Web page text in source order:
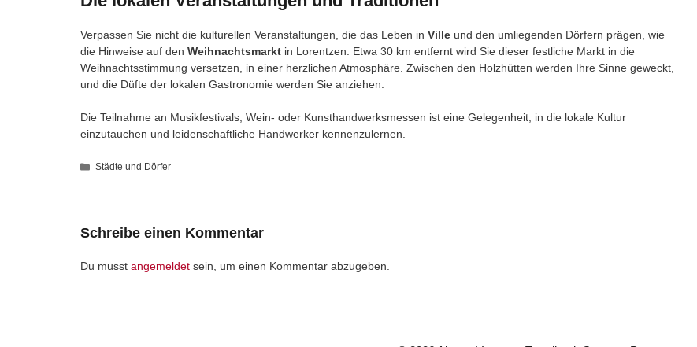
Verpassen Sie nicht die kulturellen Veranstaltungen, die das Leben in Ville und den umliegenden Dörfern prägen, wie
die Hinweise auf den Weihnachtsmarkt in Lorentzen. Etwa 30 km entfernt wird Sie dieser festliche Markt in die
Weihnachtsstimmung versetzen, in einer herzlichen Atmosphäre. Zwischen den Holzhütten werden Ihre Sinne geweckt,
und die Düfte der lokalen Gastronomie werden Sie anziehen.
Die Teilnahme an Musikfestivals, Wein- oder Kunsthandwerksmessen ist eine Gelegenheit, in die lokale Kultur
einzutauchen und leidenschaftliche Handwerker kennenzulernen.
Kategorien
Städte und Dörfer
Schreibe einen Kommentar
Du musst angemeldet sein, um einen Kommentar abzugeben.